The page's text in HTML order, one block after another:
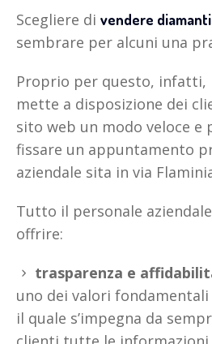
Scegliere di vendere
sembrare per alcuni una
Proprio per questo, infatti,
mette a disposizione dei
sito web un modo veloce
fissare un appuntamento
aziendale sita in via
Tutto il personale
offrire:
trasparenza e
uno dei valori
il quale s’impegna da